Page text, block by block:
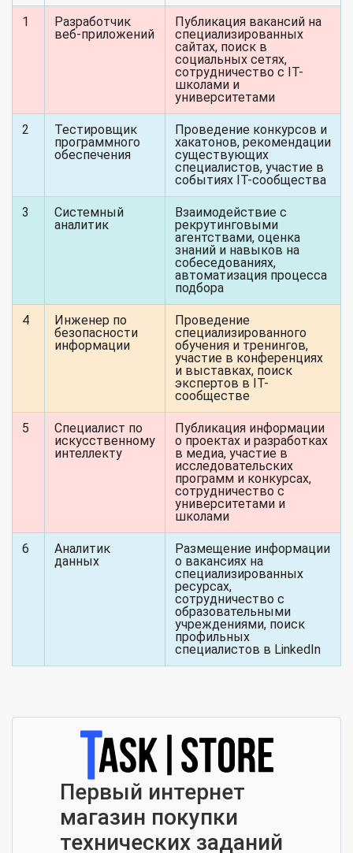
1
Разработчик
веб-приложений
Публикация вакансий на
специализированных
сайтах, поиск в
социальных сетях,
сотрудничество с IT-
школами и
университетами
2
Тестировщик
программного
обеспечения
Проведение конкурсов и
хакатонов, рекомендации
существующих
специалистов, участие в
событиях IT-сообщества
3
Системный
аналитик
Взаимодействие с
рекрутинговыми
агентствами, оценка
знаний и навыков на
собеседованиях,
автоматизация процесса
подбора
4
Инженер по
безопасности
информации
Проведение
специализированного
обучения и тренингов,
участие в конференциях
и выставках, поиск
экспертов в IT-
сообществе
5
Специалист по
искусственному
интеллекту
Публикация информации
о проектах и разработках
в медиа, участие в
исследовательских
программ и конкурсах,
сотрудничество с
университетами и
школами
6
Аналитик
данных
Размещение информации
о вакансиях на
специализированных
ресурсах,
сотрудничество с
образовательными
учреждениями, поиск
профильных
специалистов в LinkedIn
Первый интернет
магазин покупки
технических заданий